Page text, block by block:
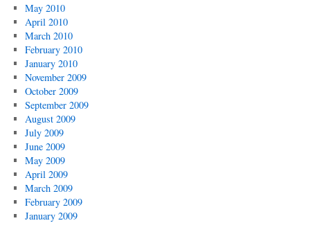
May 2010
April 2010
March 2010
February 2010
January 2010
November 2009
October 2009
September 2009
August 2009
July 2009
June 2009
May 2009
April 2009
March 2009
February 2009
January 2009